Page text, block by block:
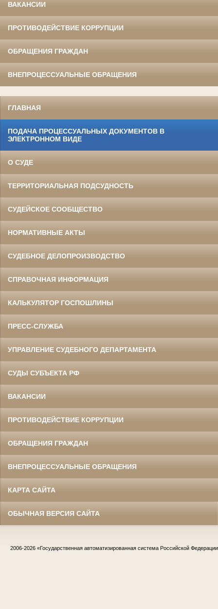
ВАКАНСИИ
ПРОТИВОДЕЙСТВИЕ КОРРУПЦИИ
ОБРАЩЕНИЯ ГРАЖДАН
ВНЕПРОЦЕССУАЛЬНЫЕ ОБРАЩЕНИЯ
ГЛАВНАЯ
ПОДАЧА ПРОЦЕССУАЛЬНЫХ ДОКУМЕНТОВ В
ЭЛЕКТРОННОМ ВИДЕ
О СУДЕ
ТЕРРИТОРИАЛЬНАЯ ПОДСУДНОСТЬ
СУДЕЙСКОЕ СООБЩЕСТВО
НОРМАТИВНЫЕ АКТЫ
СУДЕБНОЕ ДЕЛОПРОИЗВОДСТВО
СПРАВОЧНАЯ ИНФОРМАЦИЯ
КАЛЬКУЛЯТОР ГОСПОШЛИНЫ
ПРЕСС-СЛУЖБА
УПРАВЛЕНИЕ СУДЕБНОГО ДЕПАРТАМЕНТА
СУДЫ СУБЪЕКТА РФ
ВАКАНСИИ
ПРОТИВОДЕЙСТВИЕ КОРРУПЦИИ
ОБРАЩЕНИЯ ГРАЖДАН
ВНЕПРОЦЕССУАЛЬНЫЕ ОБРАЩЕНИЯ
КАРТА САЙТА
ОБЫЧНАЯ ВЕРСИЯ САЙТА
2006-2026 «Государственная автоматизированная система Российской